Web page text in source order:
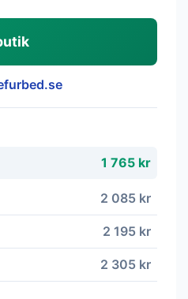
1 765 kr
2 085 kr
2 195 kr
2 305 kr